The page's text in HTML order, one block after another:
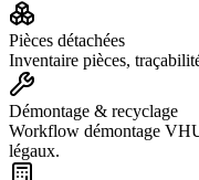
Pièces détachées
Inventaire pièces,
Démontage & recyclage
Workflow démontage
légaux.